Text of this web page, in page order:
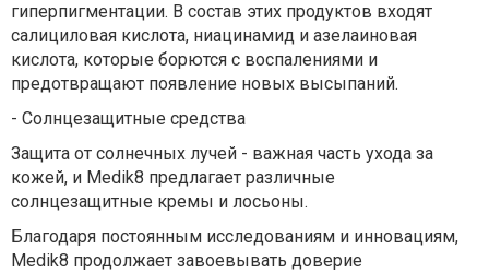
гиперпигментации. В состав этих продуктов входят
салициловая кислота, ниацинамид и азелаиновая
кислота, которые борются с воспалениями и
предотвращают появление новых высыпаний.
- Солнцезащитные средства
Защита от солнечных лучей - важная часть ухода за
кожей, и Medik8 предлагает различные
солнцезащитные кремы и лосьоны.
Благодаря постоянным исследованиям и инновациям,
Medik8 продолжает завоевывать доверие